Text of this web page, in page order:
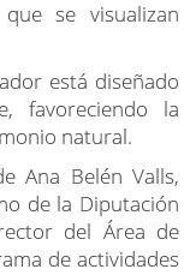
un recurso
sobre